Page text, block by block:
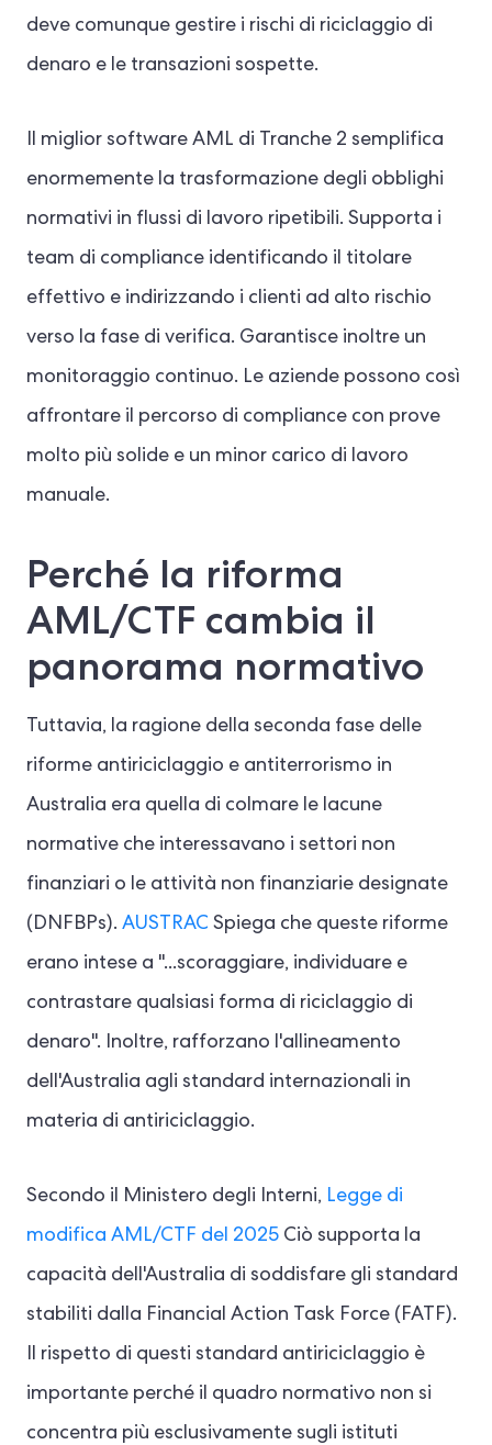
deve comunque gestire i rischi di riciclaggio di
denaro e le transazioni sospette.
Il miglior software AML di Tranche 2 semplifica
enormemente la trasformazione degli obblighi
normativi in flussi di lavoro ripetibili. Supporta i
team di compliance identificando il titolare
effettivo e indirizzando i clienti ad alto rischio
verso la fase di verifica. Garantisce inoltre un
monitoraggio continuo. Le aziende possono così
affrontare il percorso di compliance con prove
molto più solide e un minor carico di lavoro
manuale.
Perché la riforma
AML/CTF cambia il
panorama normativo
Tuttavia, la ragione della seconda fase delle
riforme antiriciclaggio e antiterrorismo in
Australia era quella di colmare le lacune
normative che interessavano i settori non
finanziari o le attività non finanziarie designate
(DNFBPs). AUSTRAC Spiega che queste riforme
erano intese a "...scoraggiare, individuare e
contrastare qualsiasi forma di riciclaggio di
denaro". Inoltre, rafforzano l'allineamento
dell'Australia agli standard internazionali in
materia di antiriciclaggio.
Secondo il Ministero degli Interni, Legge di
modifica AML/CTF del 2025 Ciò supporta la
capacità dell'Australia di soddisfare gli standard
stabiliti dalla Financial Action Task Force (FATF).
Il rispetto di questi standard antiriciclaggio è
importante perché il quadro normativo non si
concentra più esclusivamente sugli istituti